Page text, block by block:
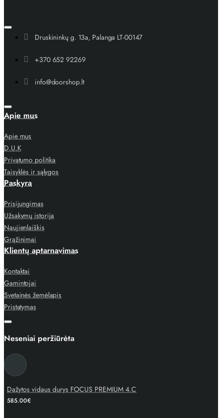
Druskininkų g. 13a, Palanga LT-00147
+370 652 92269
info@doorshop.lt
Apie mus
Apie mus
D.U.K
Privatumo politika
Taisyklės ir sąlygos
Paskyra
Prisijungimas
Užsakymų istorija
Naujienlaiškis
Grąžinimai
Klientų aptarnavimas
Kontaktai
Gamintojai
Svetainės žemėlapis
Pristatymas
Neseniai peržiūrėta
Dažytos vidaus durys FOCUS PREMIUM 4.C
585.00€